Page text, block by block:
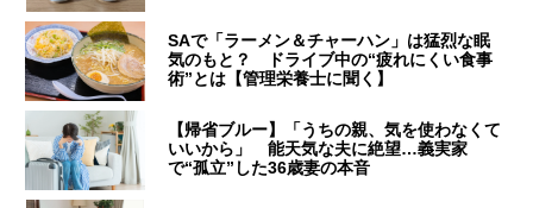
SAで「ラーメン＆チャーハン」は猛烈な眠
気のもと？ ドライブ中の“疲れにくい食事
術”とは【管理栄養士に聞く】
【帰省ブルー】「うちの親、気を使わなくて
いいから」 能天気な夫に絶望…義実家
で“孤立”した36歳妻の本音